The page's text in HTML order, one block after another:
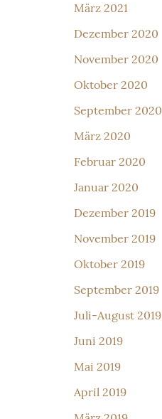
März 2021
Dezember 2020
November 2020
Oktober 2020
September 2020
März 2020
Februar 2020
Januar 2020
Dezember 2019
November 2019
Oktober 2019
September 2019
Juli-August 2019
Juni 2019
Mai 2019
April 2019